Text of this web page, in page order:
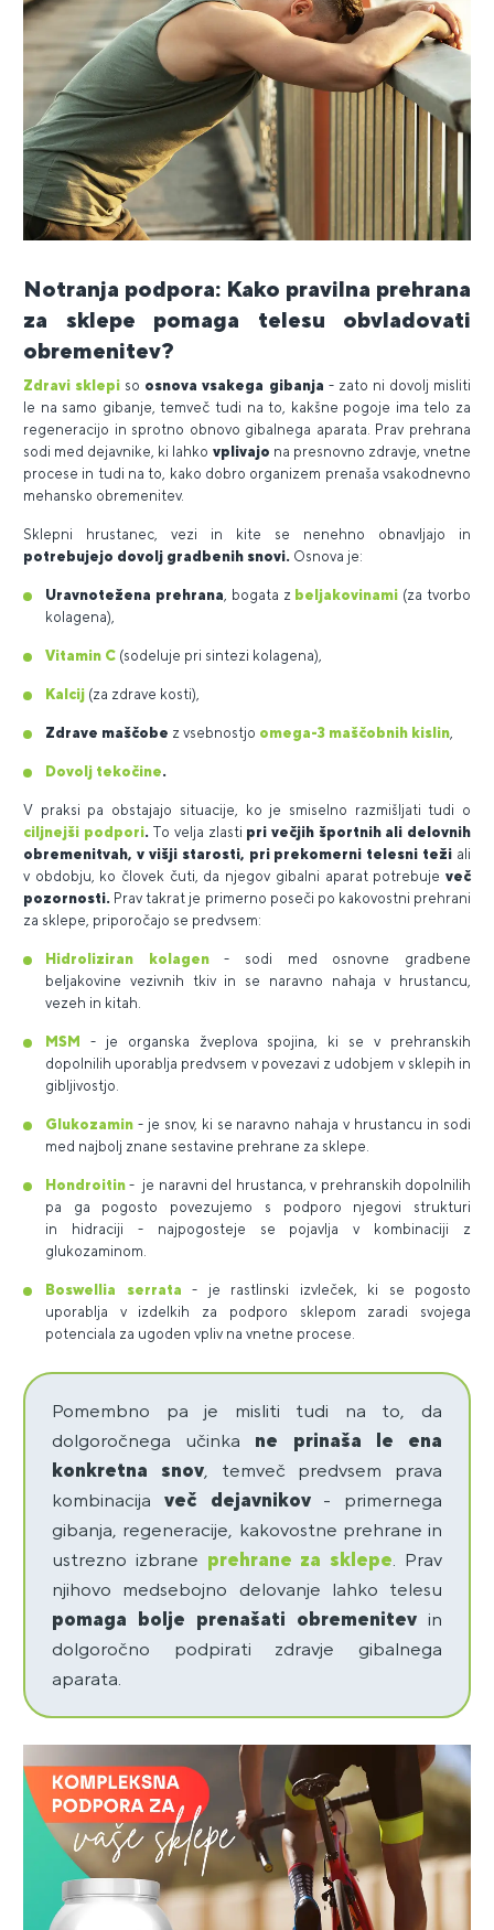
Notranja podpora: Kako pravilna prehrana
za sklepe pomaga telesu obvladovati
obremenitev?
Zdravi sklepi so osnova vsakega gibanja - zato ni dovolj misliti
le na samo gibanje, temveč tudi na to, kakšne pogoje ima telo za
regeneracijo in sprotno obnovo gibalnega aparata. Prav prehrana
sodi med dejavnike, ki lahko vplivajo na presnovno zdravje, vnetne
procese in tudi na to, kako dobro organizem prenaša vsakodnevno
mehansko obremenitev.
Sklepni hrustanec, vezi in kite se nenehno obnavljajo in
potrebujejo dovolj gradbenih snovi. Osnova je:
Uravnotežena prehrana , bogata z beljakovinami (za tvorbo
kolagena),
Vitamin C (sodeluje pri sintezi kolagena),
Kalcij (za zdrave kosti),
Zdrave maščobe z vsebnostjo omega-3 maščobnih kislin
Dovolj tekočine.
V praksi pa obstajajo situacije, ko je smiselno razmišljati tudi o
ciljnejši podpori.To velja zlasti pri večjih športnih ali delovnih
obremenitvah, v višji starosti, pri prekomerni telesni teži ali
v obdobju, ko človek čuti, da njegov gibalni aparat potrebuje več
pozornosti. Prav takrat je primerno poseči po kakovostni prehrani
za sklepe, priporočajo se predvsem:
Hidroliziran kolagen- sodi med osnovne gradbene
beljakovine vezivnih tkiv in se naravno nahaja v hrustancu,
vezeh in kitah.
MSM - je organska žveplova spojina, ki se v prehranskih
dopolnilih uporablja predvsem v povezavi z udobjem v sklepih in
gibljivostjo.
Glukozamin - je snov, ki se naravno nahaja v hrustancu in sodi
med najbolj znane sestavine prehrane za sklepe.
Hondroitin - je naravni del hrustanca, v prehranskih dopolnilih
pa ga pogosto povezujemo s podporo njegovi strukturi
in hidraciji - najpogosteje se pojavlja v kombinaciji z
glukozaminom.
Boswellia serrata
- je rastlinski izvleček, ki se pogosto
uporablja v izdelkih za podporo sklepom zaradi svojega
potenciala za ugoden vpliv na vnetne procese.
Pomembno pa je misliti tudi na to, da
dolgoročnega učinka ne prinaša
le ena
konkretna snov, temveč predvsem prava
kombinacija več dejavnikov- primernega
gibanja, regeneracije, kakovostne prehrane in
ustrezno izbrane prehrane za sklepe . Prav
njihovo medsebojno delovanje lahko telesu
pomaga bolje prenašati obremenitev in
dolgoročno podpirati zdravje gibalnega
aparata.